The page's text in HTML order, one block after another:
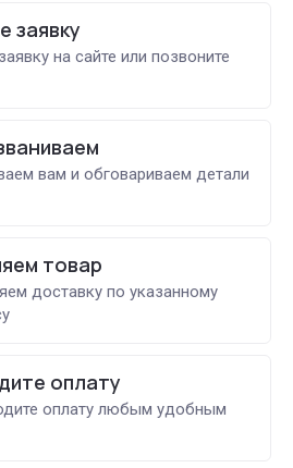
заявку
на сайте или позвоните
вам и обговариваем детали
товар
доставку по указанному
оплату
оплату любым удобным